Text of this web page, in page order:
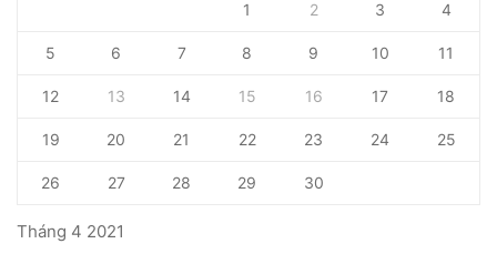
Tháng 4 2021
1 2 3 4
5 6 7 8 9 10 11
12 13 14 15 16 17 18
19 20 21 22 23 24 25
26 27 28 29 30